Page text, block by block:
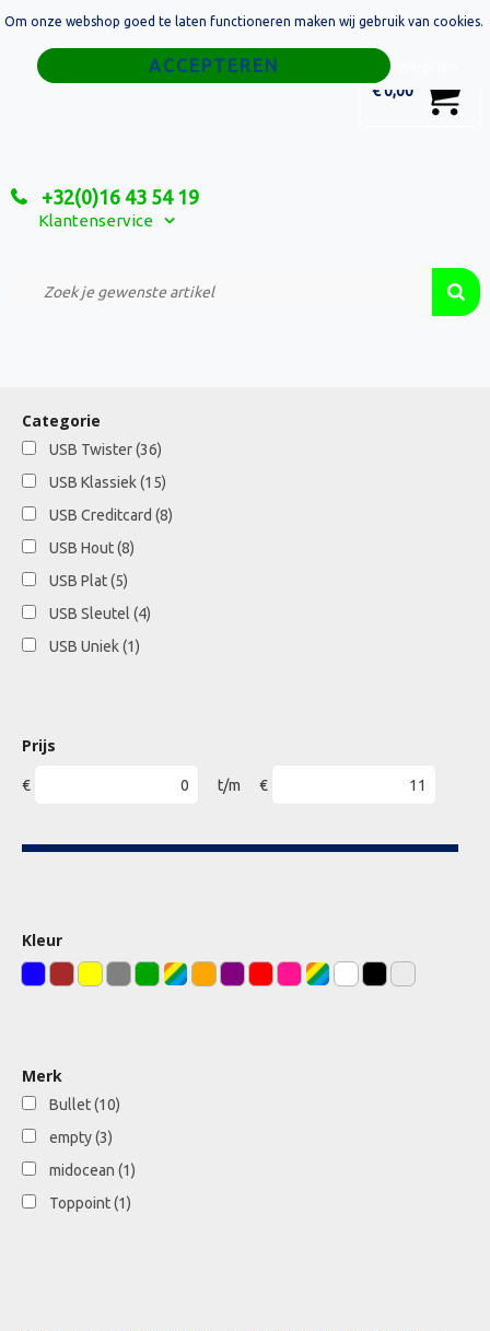
€ 0,00
+32(0)16 43 54 19
Klantenservice
Home
Relatiegeschenken
Custom Made Projecten
Categorie
USB Twister (36)
USB Klassiek (15)
USB Creditcard (8)
USB Hout (8)
USB Plat (5)
USB Sleutel (4)
USB Uniek (1)
Prijs
€ t/m €
Kleur
Merk
Bullet (10)
empty (3)
midocean (1)
Toppoint (1)
Om onze webshop goed te laten functioneren maken wij gebruik van cookies.